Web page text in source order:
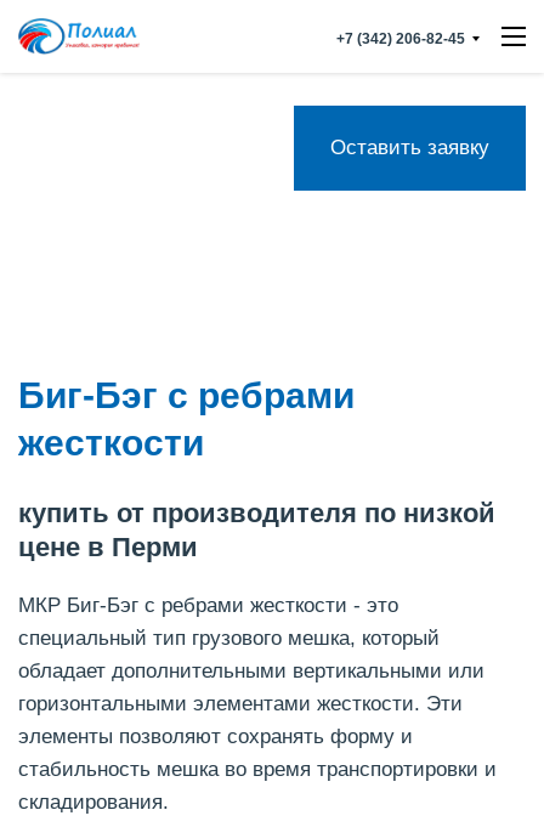
+7 (342) 206-82-45
Биг-Бэг с ребрами
жесткости
купить от производителя по низкой
цене в Перми
МКР Биг-Бэг с ребрами жесткости - это
специальный тип грузового мешка, который
обладает дополнительными вертикальными или
горизонтальными элементами жесткости. Эти
элементы позволяют сохранять форму и
стабильность мешка во время транспортировки и
складирования.
Оставить заявку